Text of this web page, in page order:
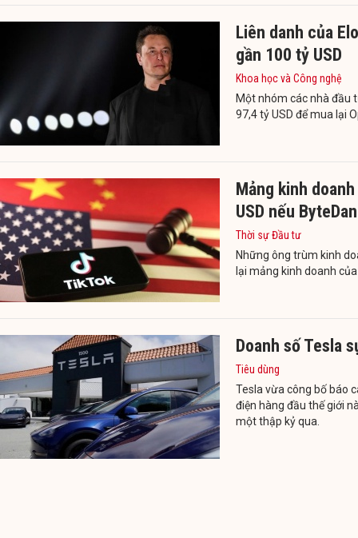
Liên danh của
gần 100 tỷ USD
Khoa học và Công nghệ
Một nhóm các nhà đầu
97,4 tỷ USD để mua lại
Mảng kinh
USD nếu
Thời sự Đầu tư
Những ông trùm kinh
lại mảng kinh doanh
Doanh số Tesla
Tiêu dùng
Tesla vừa công bố báo
điện hàng đầu thế giới
một thập kỷ qua.